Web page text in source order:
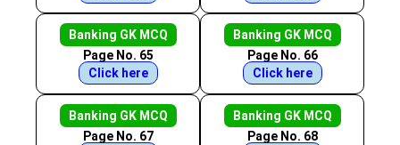
Banking GK MCQ
Page No. 65
Click here
Banking GK MCQ
Page No. 66
Click here
Banking GK MCQ
Page No. 67
Banking GK MCQ
Page No. 68